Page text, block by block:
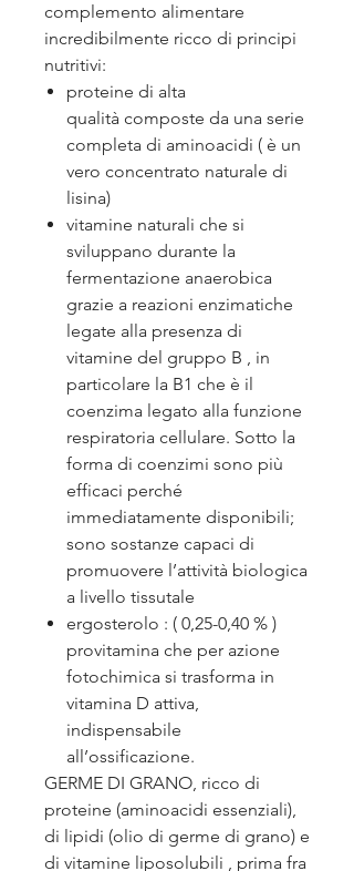
complemento alimentare
incredibilmente ricco di principi
nutritivi:
proteine di alta
qualità composte da una serie
completa di aminoacidi ( è un
vero concentrato naturale di
lisina)
vitamine naturali che si
sviluppano durante la
fermentazione anaerobica
grazie a reazioni enzimatiche
legate alla presenza di
vitamine del gruppo B , in
particolare la B1 che è il
coenzima legato alla funzione
respiratoria cellulare. Sotto la
forma di coenzimi sono più
efficaci perché
immediatamente disponibili;
sono sostanze capaci di
promuovere l’attività biologica
a livello tissutale
ergosterolo : ( 0,25-0,40 % )
provitamina che per azione
fotochimica si trasforma in
vitamina D attiva,
indispensabile
all’ossificazione.
GERME DI GRANO, ricco di
proteine (aminoacidi essenziali),
di lipidi (olio di germe di grano) e
di vitamine liposolubili , prima fra